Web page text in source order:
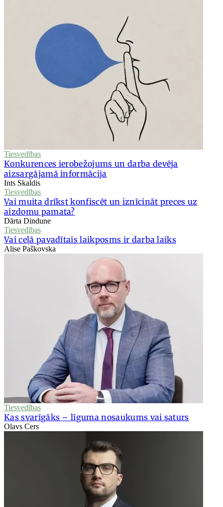
Tiesvedības
Konkurences ierobežojums un darba devēja
aizsargājamā informācija
Ints Skaldis
Tiesvedības
Vai muita drīkst konfiscēt un iznīcināt preces uz
aizdomu pamata?
Dārta Dindune
Tiesvedības
Vai ceļā pavadītais laikposms ir darba laiks
Alise Paškovska
Tiesvedības
Kas svarīgāks – līguma nosaukums vai saturs
Olavs Cers